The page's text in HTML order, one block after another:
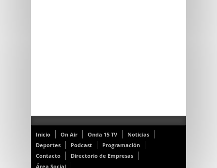
Inicio On Air Onda 15 TV
Noticias
Deportes
Podcast
Programación
Contacto
Directorio de Empresas
Área Social